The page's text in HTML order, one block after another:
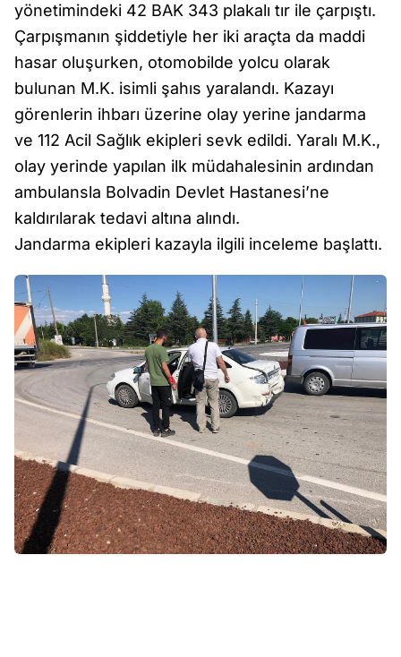
yönetimindeki 42 BAK 343 plakalı tır ile çarpıştı.
Çarpışmanın şiddetiyle her iki araçta da maddi
hasar oluşurken, otomobilde yolcu olarak
bulunan M.K. isimli şahıs yaralandı. Kazayı
görenlerin ihbarı üzerine olay yerine jandarma
ve 112 Acil Sağlık ekipleri sevk edildi. Yaralı M.K.,
olay yerinde yapılan ilk müdahalesinin ardından
ambulansla Bolvadin Devlet Hastanesi’ne
kaldırılarak tedavi altına alındı.
Jandarma ekipleri kazayla ilgili inceleme başlattı.